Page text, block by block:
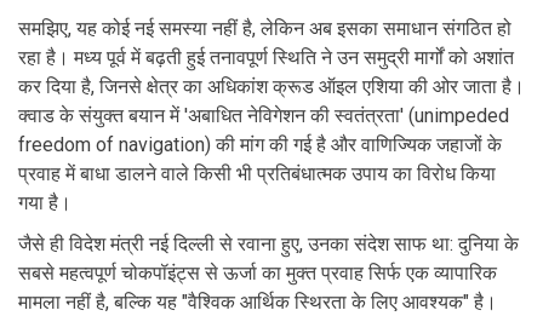
समझिए, यह कोई नई समस्या नहीं है, लेकिन अब इसका समाधान संगठित हो
रहा है। मध्य पूर्व में बढ़ती हुई तनावपूर्ण स्थिति ने उन समुद्री मार्गों को अशांत
कर दिया है, जिनसे क्षेत्र का अधिकांश क्रूड ऑइल एशिया की ओर जाता है।
क्वाड के संयुक्त बयान में 'अबाधित नेविगेशन की स्वतंत्रता' (unimpeded
freedom of navigation) की मांग की गई है और वाणिज्यिक जहाजों के
प्रवाह में बाधा डालने वाले किसी भी प्रतिबंधात्मक उपाय का विरोध किया
गया है।
जैसे ही विदेश मंत्री नई दिल्ली से रवाना हुए, उनका संदेश साफ था: दुनिया के
सबसे महत्वपूर्ण चोकपॉइंट्स से ऊर्जा का मुक्त प्रवाह सिर्फ एक व्यापारिक
मामला नहीं है, बल्कि यह "वैश्विक आर्थिक स्थिरता के लिए आवश्यक" है।